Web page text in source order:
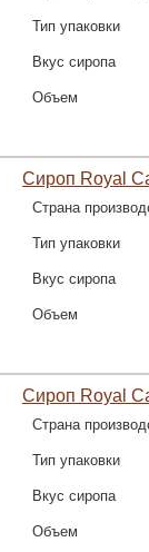
Тип упаковки
Вкус сиропа
Объем
Сироп Royal
Страна
Тип упаковки
Вкус сиропа
Объем
Сироп Royal
Страна
Тип упаковки
Вкус сиропа
Объем